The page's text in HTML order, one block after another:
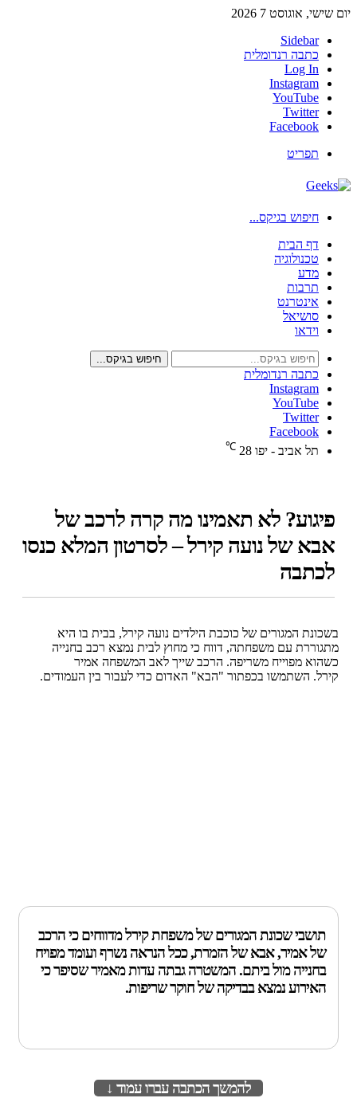
יום שישי, אוגוסט 7 2026
Sidebar
כתבה רנדומלית
Log In
Instagram
YouTube
Twitter
Facebook
תפריט
חיפוש בגיקס...
דף הבית
טכנולוגיה
מדע
תרבות
אינטרנט
סושיאל
וידאו
חיפוש בגיקס...
כתבה רנדומלית
Instagram
YouTube
Twitter
Facebook
תל אביב - יפו 28
℃
פיגוע? לא תאמינו מה קרה לרכב של
אבא של נועה קירל – לסרטון המלא כנסו
לכתבה
בשכונת המגורים של כוכבת הילדים נועה קירל, בבית בו היא
מתגוררת עם משפחתה, דווח כי מחוץ לבית נמצא רכב בחנייה
כשהוא מפוייח משריפה. הרכב שייך לאב המשפחה אמיר
קירל. השתמשו בכפתור "הבא" האדום כדי לעבור בין העמודים.
תושבי שכונת המגורים של משפחת קירל מדווחים כי הרכב
של אמיר, אבא של הזמרת, ככל הנראה נשרף ועומד מפויח
בחנייה מול ביתם. המשטרה גבתה עדות מאמיר שסיפר כי
האירוע נמצא בבדיקה של חוקר שריפות.
להמשך הכתבה עברו עמוד ↓